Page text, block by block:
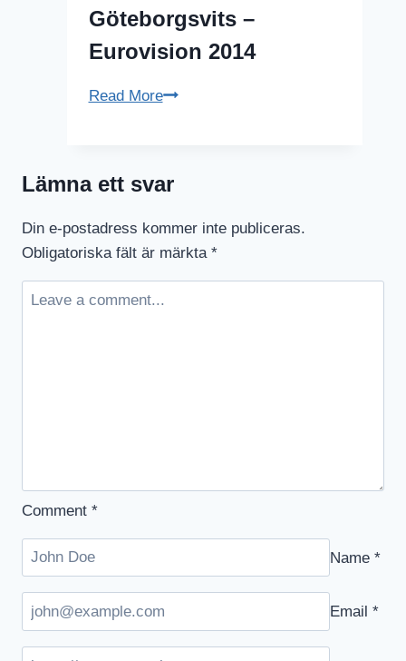
Göteborgsvits –
Eurovision 2014
Read MoreGöteborgsvits
Lämna ett svar
Din e-postadress kommer inte publiceras.
Obligatoriska fält är märkta *
Comment *
Name *
Email *